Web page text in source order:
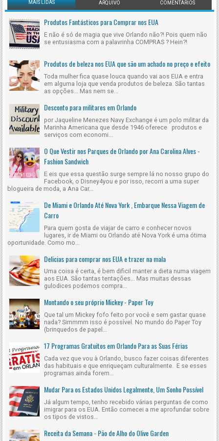
MAIS LIDAS ARQUIVO COMENTÁRIOS
Produtos Fantásticos para Comprar nos EUA
E não é só de magia que vive Orlando não?! Pois quem não
se entusiasma com a palavrinha COMPRAS ? Hein?!
Produtos de beleza nos EUA que são um achado no preço e efeito
Toda mulher fica quase louca quando vai aos EUA e entra
em alguma loja que venda produtos de beleza. São tantas
as opções... Mas nem se...
Desconto para militares em Orlando
por Jaqueline Menezes Navy Exchange é um polo militar da
Marinha Americana que desde 1946 oferece produtos e
serviços com economi...
O Que Vestir nos Parques de Orlando por Ana Carolina Alves -
Fashion Sandwich
E eis que essa questão surge sempre lá no nosso grupo do
Facebook, o Disney4you e por isso, recorri a uma super
blogueira de moda, a Ana Car...
De Miami e Orlando Até Nova York , Embarque Nessa Viagem de
Carro
Para quem gosta de viajar de carro e conhecer novos
lugares, ir de Miami ou Orlando até Nova York é uma ótima
oportunidade. Como mo...
Delicias para comprar nos EUA e trazer na mala
Uma coisa é certa, é bem dificil manter a dieta numa viagem
aos EUA. São tantas tentações... Mas muitas dessas
gulodices podemos compra...
Montando o seu próprio Mickey - Paper Toy
Que tal um Mickey fofo feito por você e sem gastar quase
nada? Simmmm isso é possível. No mundo do Paper Toy
(brinquedos de papel...
17 Programas Gratuitos em Orlando Para as Suas Férias
Cada vez que vou à Orlando, busco fazer coisas diferentes
das habituais e que enriqueçam culturalmente. E se esses
programas ainda forem...
Mudar Para os Estados Unidos Legalmente, Um Sonho Possível
Já algum tempo, tenho recebido várias perguntas de como
imigrar para os EUA. Então comecei a me aprofundar sobre
os tipos de vistos...
Receita da Semana - Pão de Alho do Olive Garden